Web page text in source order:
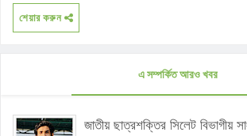
শেয়ার করুন
এ সম্পর্কিত আরও খবর
জাতীয় ছাত্রশক্তির সিলেট বিভাগীয়